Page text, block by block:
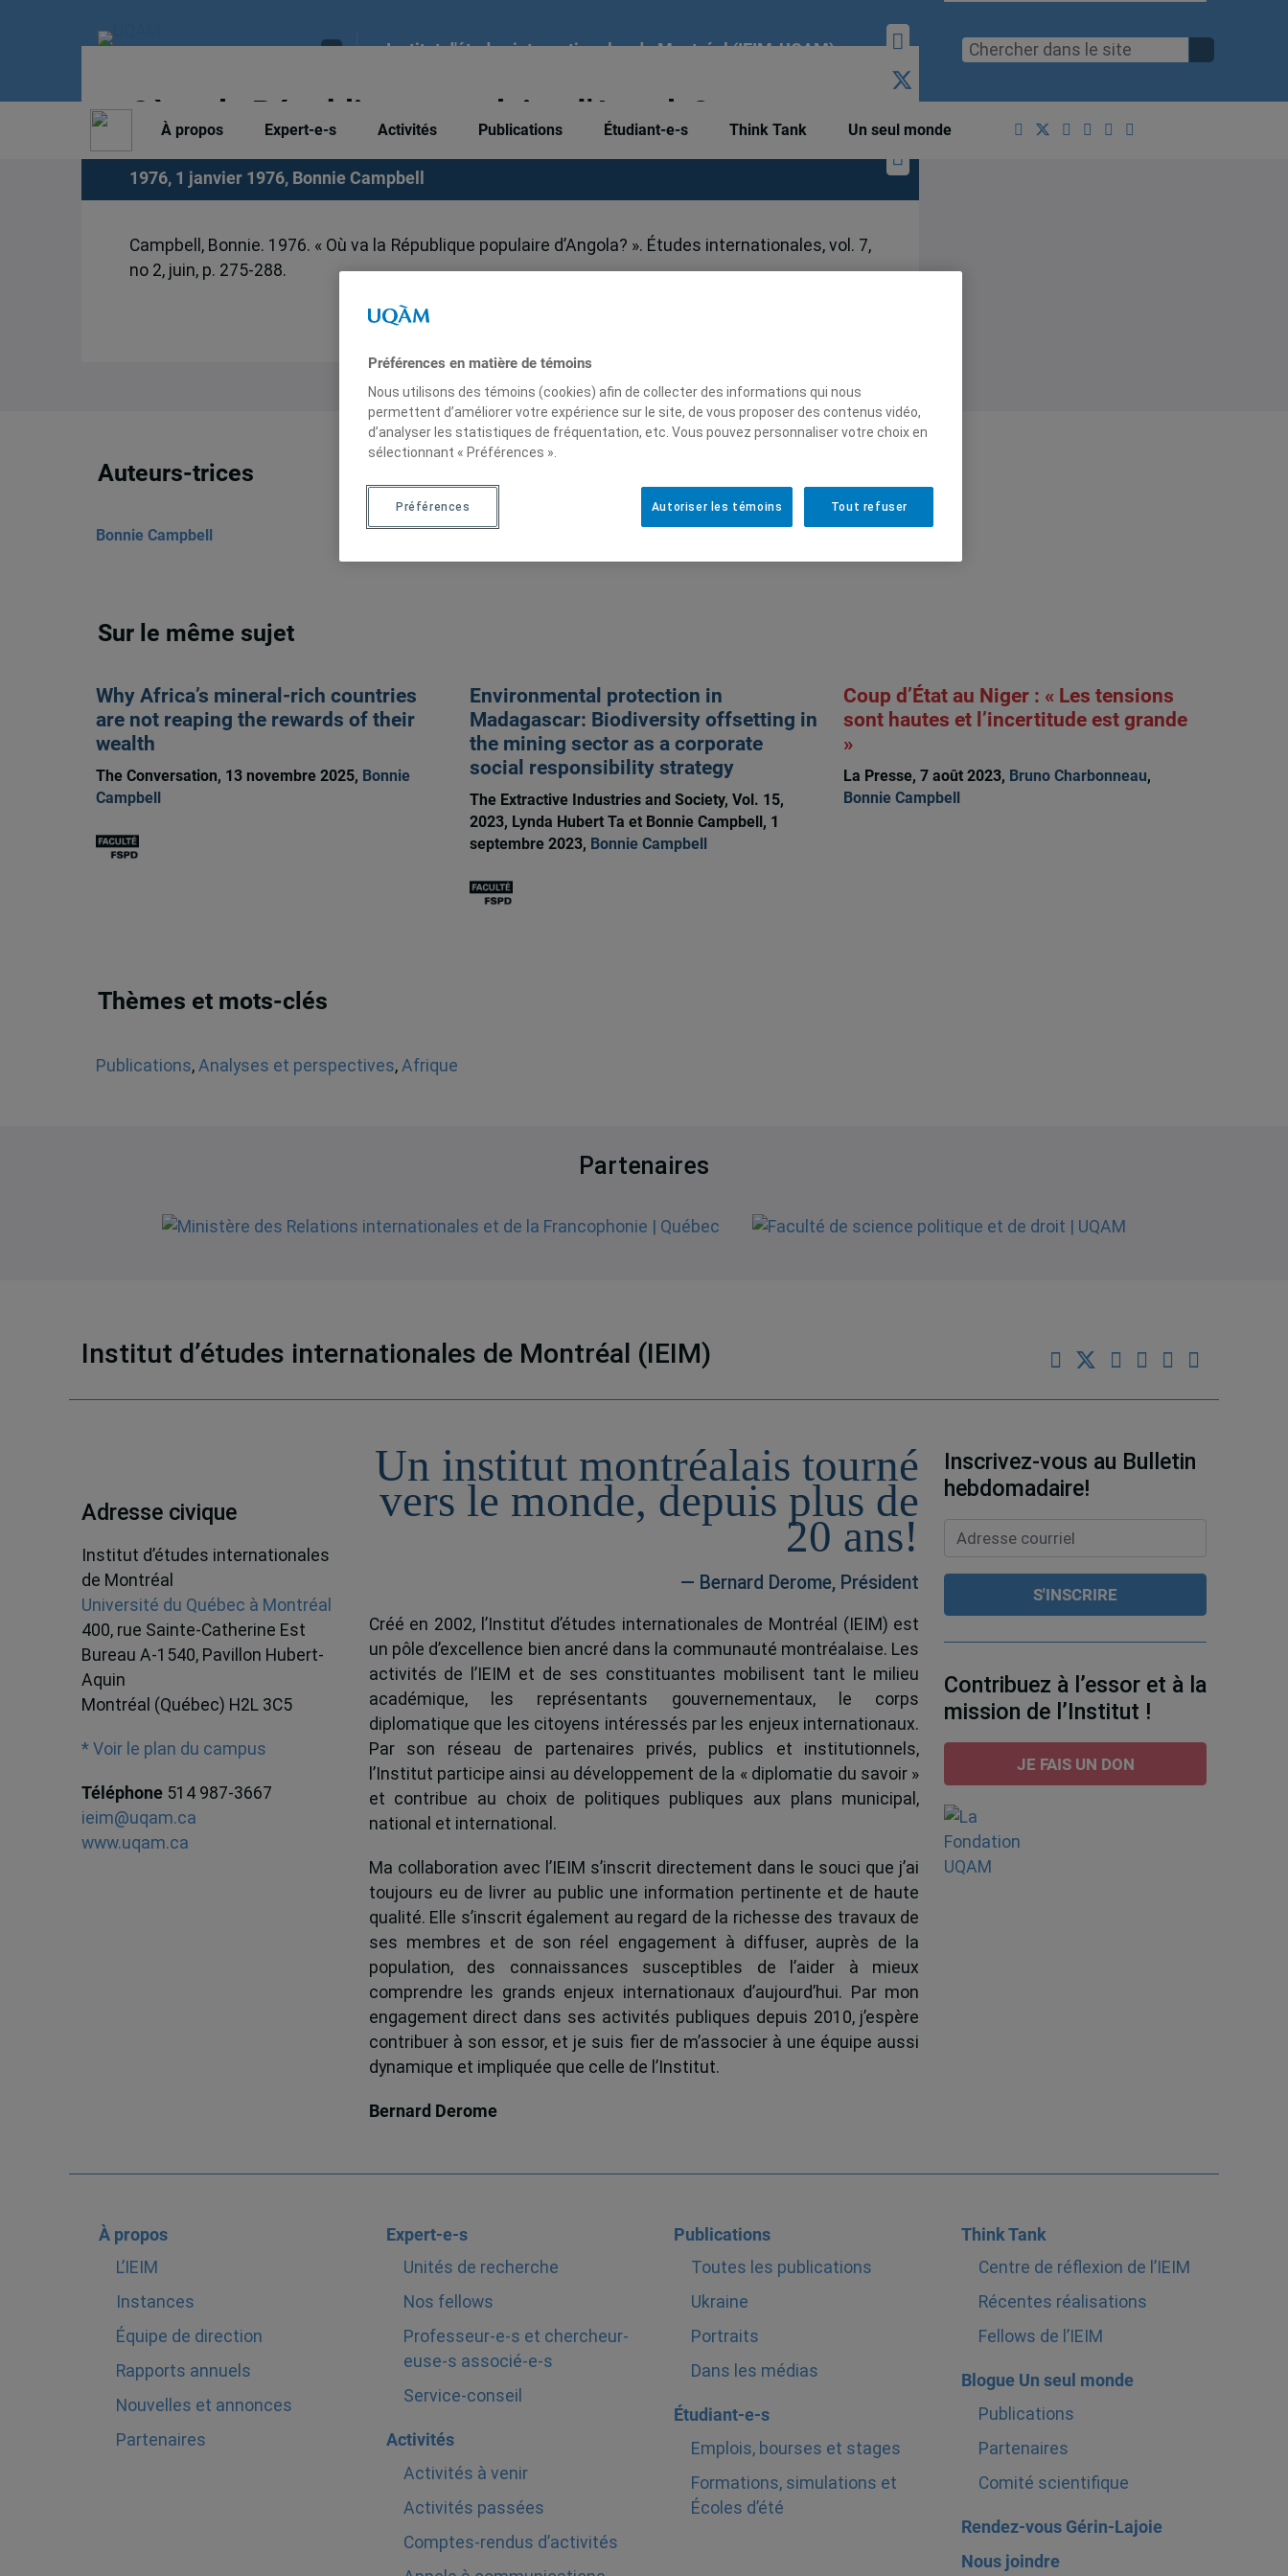
Institut d'études internationales de Montréal (IEIM-UQAM)
À propos Expert-e-s Activités Publications Étudiant-e-s Think Tank Un seul monde
Où va la République populaire d’Angola?
1976, 1 janvier 1976, Bonnie Campbell
Campbell, Bonnie. 1976. « Où va la République populaire d’Angola? ». Études internationales, vol. 7,
no 2, juin, p. 275-288.
Auteurs-trices
Bonnie Campbell
Sur le même sujet
Why Africa’s mineral-rich countries
are not reaping the rewards of their
wealth
The Conversation, 13 novembre 2025, Bonnie
Campbell
Environmental protection in
Madagascar: Biodiversity offsetting in
the mining sector as a corporate
social responsibility strategy
The Extractive Industries and Society, Vol. 15,
2023, Lynda Hubert Ta et Bonnie Campbell, 1
septembre 2023, Bonnie Campbell
Coup d’État au Niger : « Les tensions
sont hautes et l’incertitude est grande
»
La Presse, 7 août 2023, Bruno Charbonneau,
Bonnie Campbell
Thèmes et mots-clés
Publications, Analyses et perspectives, Afrique
Partenaires
Institut d’études internationales de Montréal (IEIM)
Adresse civique
Institut d’études internationales
de Montréal
Université du Québec à Montréal
400, rue Sainte-Catherine Est
Bureau A-1540, Pavillon Hubert-
Aquin
Montréal (Québec) H2L 3C5
* Voir le plan du campus
Téléphone 514 987-3667
ieim@uqam.ca
www.uqam.ca
Un institut montréalais tourné
vers le monde, depuis plus de
20 ans!
— Bernard Derome, Président
Créé en 2002, l’Institut d’études internationales de Montréal (IEIM) est
un pôle d’excellence bien ancré dans la communauté montréalaise. Les
activités de l’IEIM et de ses constituantes mobilisent tant le milieu
académique, les représentants gouvernementaux, le corps
diplomatique que les citoyens intéressés par les enjeux internationaux.
Par son réseau de partenaires privés, publics et institutionnels,
l’Institut participe ainsi au développement de la « diplomatie du savoir »
et contribue au choix de politiques publiques aux plans municipal,
national et international.
Ma collaboration avec l’IEIM s’inscrit directement dans le souci que j’ai
toujours eu de livrer au public une information pertinente et de haute
qualité. Elle s’inscrit également au regard de la richesse des travaux de
ses membres et de son réel engagement à diffuser, auprès de la
population, des connaissances susceptibles de l’aider à mieux
comprendre les grands enjeux internationaux d’aujourd’hui. Par mon
engagement direct dans ses activités publiques depuis 2010, j’espère
contribuer à son essor, et je suis fier de m’associer à une équipe aussi
dynamique et impliquée que celle de l’Institut.
Bernard Derome
Inscrivez-vous au Bulletin
hebdomadaire!
Contribuez à l’essor et à la
mission de l’Institut !
JE FAIS UN DON
À propos
L’IEIM
Instances
Équipe de direction
Rapports annuels
Nouvelles et annonces
Partenaires
Expert-e-s
Unités de recherche
Nos fellows
Professeur-e-s et chercheur-
euse-s associé-e-s
Service-conseil
Activités
Activités à venir
Activités passées
Comptes-rendus d’activités
Publications
Toutes les publications
Ukraine
Portraits
Dans les médias
Étudiant-e-s
Emplois, bourses et stages
Formations, simulations et
Écoles d’été
Think Tank
Centre de réflexion de l’IEIM
Récentes réalisations
Fellows de l’IEIM
Blogue Un seul monde
Publications
Partenaires
Comité scientifique
Rendez-vous Gérin-Lajoie
Nous joindre
Préférences en matière de témoins
Nous utilisons des témoins (cookies) afin de collecter des informations qui nous
permettent d’améliorer votre expérience sur le site, de vous proposer des contenus vidéo,
d’analyser les statistiques de fréquentation, etc. Vous pouvez personnaliser votre choix en
sélectionnant « Préférences ».
Tout refuser
Autoriser les témoins
Préférences